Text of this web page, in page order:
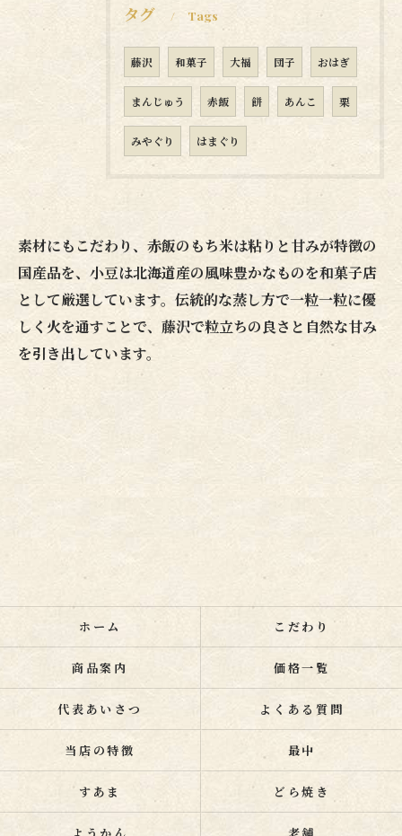
タグ Tags
藤沢 和菓子 大福 団子 おはぎ
まんじゅう 赤飯 餅 あんこ 栗
みやぐり はまぐり
素材にもこだわり、赤飯のもち米は粘りと甘みが特徴の
国産品を、小豆は北海道産の風味豊かなものを和菓子店
として厳選しています。伝統的な蒸し方で一粒一粒に優
しく火を通すことで、藤沢で粒立ちの良さと自然な甘み
を引き出しています。
ホーム こだわり
商品案内 価格一覧
代表あいさつ よくある質問
当店の特徴 最中
すあま どら焼き
ようかん 老舗